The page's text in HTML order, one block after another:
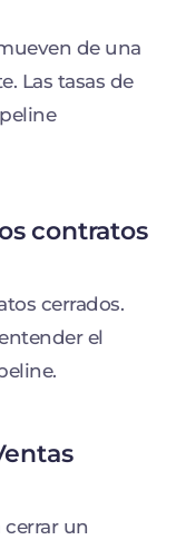
de una
Las tasas de
contratos
cerrados.
el
un